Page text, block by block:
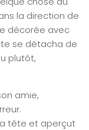
la direction de
décorée avec
se détacha de
plutôt,
amie,
tête et aperçut